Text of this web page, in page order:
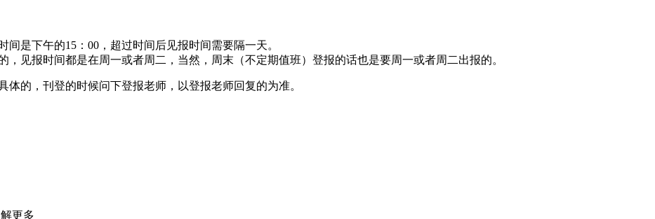
是下午的15：00，超过时间后见报时间需要隔一天。
见报时间都是在周一或者周二，当然，周末（不定期值班）登报的话也是要周一或者周二出报的。
的，刊登的时候问下登报老师，以登报老师回复的为准。
更多